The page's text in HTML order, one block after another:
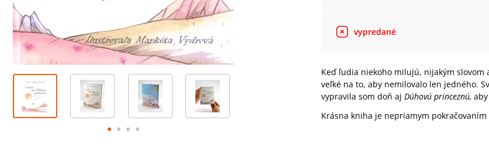
vypredané
Keď ľudia niekoho milujú, nijakým
veľké na to, aby nemilovalo len jedného.
vypravila som doň ajDúhovú princeznú,
Krásna kniha je nepriamym